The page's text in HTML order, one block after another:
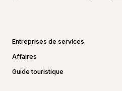
Entreprises de services
Affaires
Guide touristique